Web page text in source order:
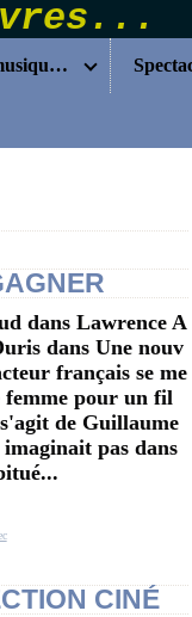
Festival (cinéma, musique...)
dans Lawrence A
dans Une nouv
français se me
femme pour un fil
de Guillaume
pas dans
CINÉ